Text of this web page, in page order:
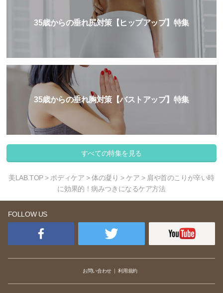
35歳からの垂れ尻対策【ヒップアップ】特集
35歳からの垂れ胸対策【バストアップ】特集
すべての特集を見る
美LAB.TOP> ボディケア >体の凝り >ケア > 肩や首のこりが辛い時
に効果的！病みつきになるケア方法
FOLLOW US
お問い合わせ 利用規約